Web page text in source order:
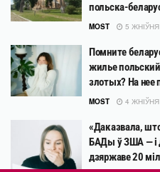
польска-
MOST 5 ЖНІЎНЯ
Помните
жилье
злотых? На нее
MOST 4 ЖНІЎНЯ
«Даказвала,
БАДы ў ЗША — і
дзяржаве 20